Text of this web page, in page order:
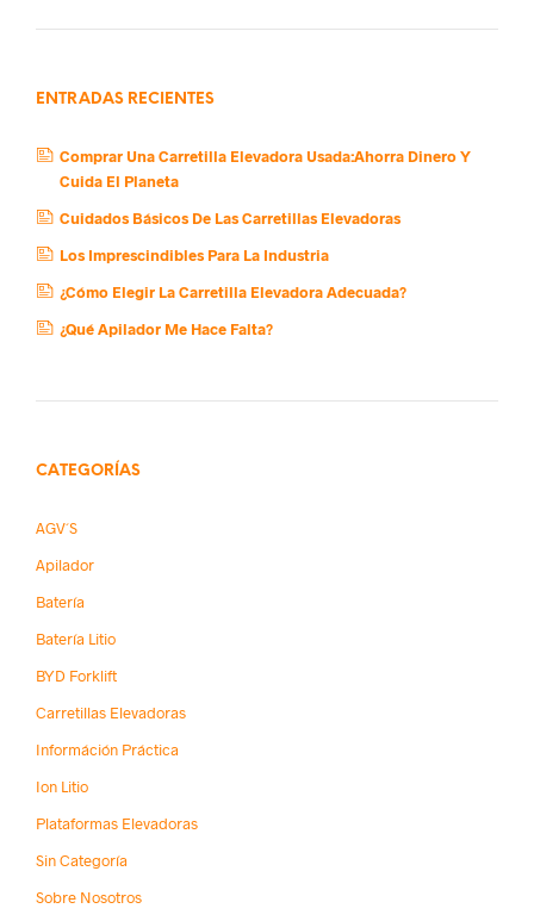
ENTRADAS RECIENTES
Comprar Una Carretilla Elevadora Usada:Ahorra Dinero Y
Cuida El Planeta
Cuidados Básicos De Las Carretillas Elevadoras
Los Imprescindibles Para La Industria
¿Cómo Elegir La Carretilla Elevadora Adecuada?
¿Qué Apilador Me Hace Falta?
CATEGORÍAS
AGV´s
Apilador
Batería
Batería Litio
BYD Forklift
Carretillas Elevadoras
Információn Práctica
Ion Litio
Plataformas Elevadoras
Sin Categoría
Sobre Nosotros